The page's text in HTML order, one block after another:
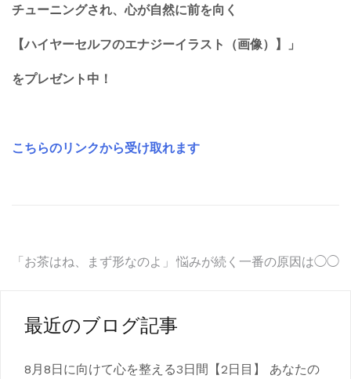
チューニングされ、心が自然に前を向く
【ハイヤーセルフのエナジーイラスト（画像）】」
をプレゼント中！
こちらのリンクから受け取れます
投
ナ
ビ
「お茶はね、まず形なのよ」 悩みが続く一番の原因は◯◯
最近のブログ記事
8月8日に向けて心を整える3日間【2日目】 あなたの